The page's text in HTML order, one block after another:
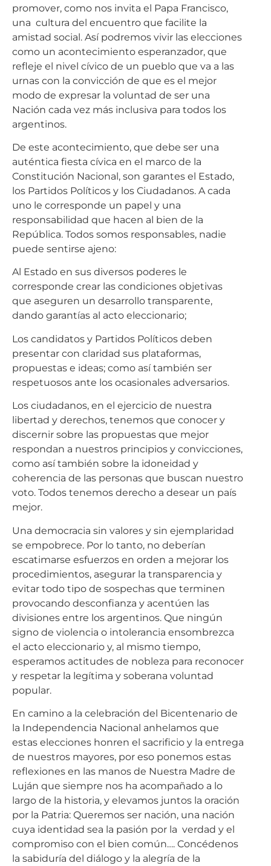
promover, como nos invita el Papa Francisco,
una cultura del encuentro que facilite la
amistad social. Así podremos vivir las elecciones
como un acontecimiento esperanzador, que
refleje el nivel cívico de un pueblo que va a las
urnas con la convicción de que es el mejor
modo de expresar la voluntad de ser una
Nación cada vez más inclusiva para todos los
argentinos.
De este acontecimiento, que debe ser una
auténtica fiesta cívica en el marco de la
Constitución Nacional, son garantes el Estado,
los Partidos Políticos y los Ciudadanos. A cada
uno le corresponde un papel y una
responsabilidad que hacen al bien de la
República. Todos somos responsables, nadie
puede sentirse ajeno:
Al Estado en sus diversos poderes le
corresponde crear las condiciones objetivas
que aseguren un desarrollo transparente,
dando garantías al acto eleccionario;
Los candidatos y Partidos Políticos deben
presentar con claridad sus plataformas,
propuestas e ideas; como así también ser
respetuosos ante los ocasionales adversarios.
Los ciudadanos, en el ejercicio de nuestra
libertad y derechos, tenemos que conocer y
discernir sobre las propuestas que mejor
respondan a nuestros principios y convicciones,
como así también sobre la idoneidad y
coherencia de las personas que buscan nuestro
voto. Todos tenemos derecho a desear un país
mejor.
Una democracia sin valores y sin ejemplaridad
se empobrece. Por lo tanto, no deberían
escatimarse esfuerzos en orden a mejorar los
procedimientos, asegurar la transparencia y
evitar todo tipo de sospechas que terminen
provocando desconfianza y acentúen las
divisiones entre los argentinos. Que ningún
signo de violencia o intolerancia ensombrezca
el acto eleccionario y, al mismo tiempo,
esperamos actitudes de nobleza para reconocer
y respetar la legítima y soberana voluntad
popular.
En camino a la celebración del Bicentenario de
la Independencia Nacional anhelamos que
estas elecciones honren el sacrificio y la entrega
de nuestros mayores, por eso ponemos estas
reflexiones en las manos de Nuestra Madre de
Luján que siempre nos ha acompañado a lo
largo de la historia, y elevamos juntos la oración
por la Patria: Queremos ser nación, una nación
cuya identidad sea la pasión por la verdad y el
compromiso con el bien común…. Concédenos
la sabiduría del diálogo y la alegría de la